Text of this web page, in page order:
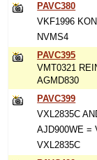
PAVC380
VKF1996
NVMS4
PAVC395
VMT0321
AGMD830
PAVC399
VXL2835C
AJD900WE =
VXL2835C